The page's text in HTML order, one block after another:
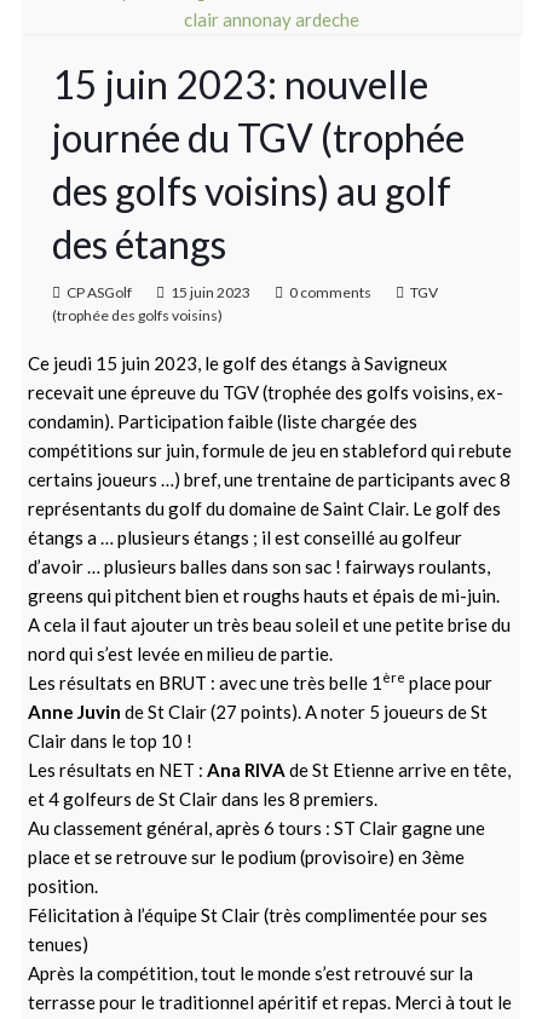
15 juin 2023: nouvelle
journée du TGV (trophée
des golfs voisins) au golf
des étangs
CP ASGolf 15 juin 2023 0 comments
TGV
(trophée des golfs voisins)
Ce jeudi 15 juin 2023, le golf des étangs à Savigneux
recevait une épreuve du TGV (trophée des golfs voisins, ex-
condamin). Participation faible (liste chargée des
compétitions sur juin, formule de jeu en stableford qui rebute
certains joueurs …) bref, une trentaine de participants avec 8
représentants du golf du domaine de Saint Clair. Le golf des
étangs a … plusieurs étangs ; il est conseillé au golfeur
d’avoir … plusieurs balles dans son sac ! fairways roulants,
greens qui pitchent bien et roughs hauts et épais de mi-juin.
A cela il faut ajouter un très beau soleil et une petite brise du
nord qui s’est levée en milieu de partie.
Les résultats en BRUT : avec une très belle 1 ère place pour
Anne Juvin de St Clair (27 points). A noter 5 joueurs de St
Clair dans le top 10 !
Les résultats en NET : Ana RIVA de St Etienne arrive en tête,
et 4 golfeurs de St Clair dans les 8 premiers.
Au classement général, après 6 tours : ST Clair gagne une
place et se retrouve sur le podium (provisoire) en 3ème
position.
Félicitation à l’équipe St Clair (très complimentée pour ses
tenues)
Après la compétition, tout le monde s’est retrouvé sur la
terrasse pour le traditionnel apéritif et repas. Merci à tout le